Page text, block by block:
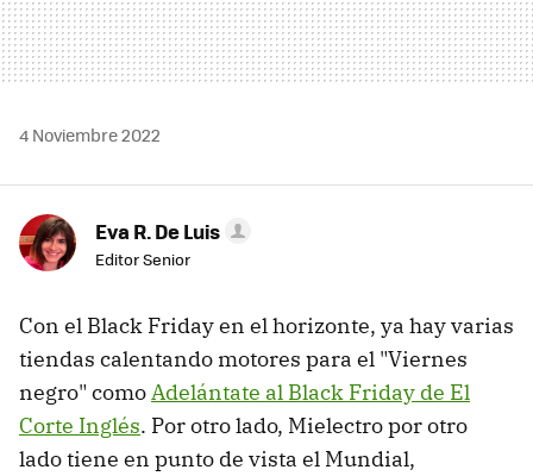
4 Noviembre 2022
Eva R. De Luis
Editor Senior
Con el Black Friday en el horizonte, ya hay varias
tiendas calentando motores para el "Viernes
negro" comoAdelántate al Black Friday de El
Corte Inglés. Por otro lado, Mielectro por otro
lado tiene en punto de vista el Mundial,